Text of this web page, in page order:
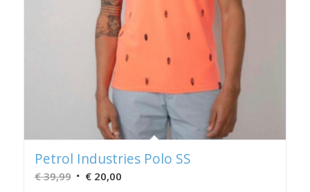
Petrol Industries Polo SS
€39,99 Oorspronkelijke
€20,00Huidige